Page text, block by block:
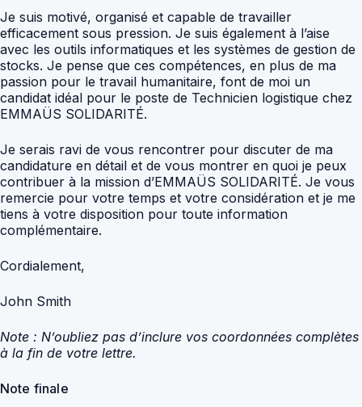
Je suis motivé, organisé et capable de travailler
efficacement sous pression. Je suis également à l’aise
avec les outils informatiques et les systèmes de gestion de
stocks. Je pense que ces compétences, en plus de ma
passion pour le travail humanitaire, font de moi un
candidat idéal pour le poste de Technicien logistique chez
EMMAÜS SOLIDARITÉ.
Je serais ravi de vous rencontrer pour discuter de ma
candidature en détail et de vous montrer en quoi je peux
contribuer à la mission d’EMMAÜS SOLIDARITÉ. Je vous
remercie pour votre temps et votre considération et je me
tiens à votre disposition pour toute information
complémentaire.
Cordialement,
John Smith
Note : N’oubliez pas d’inclure vos coordonnées complètes
à la fin de votre lettre.
Note finale